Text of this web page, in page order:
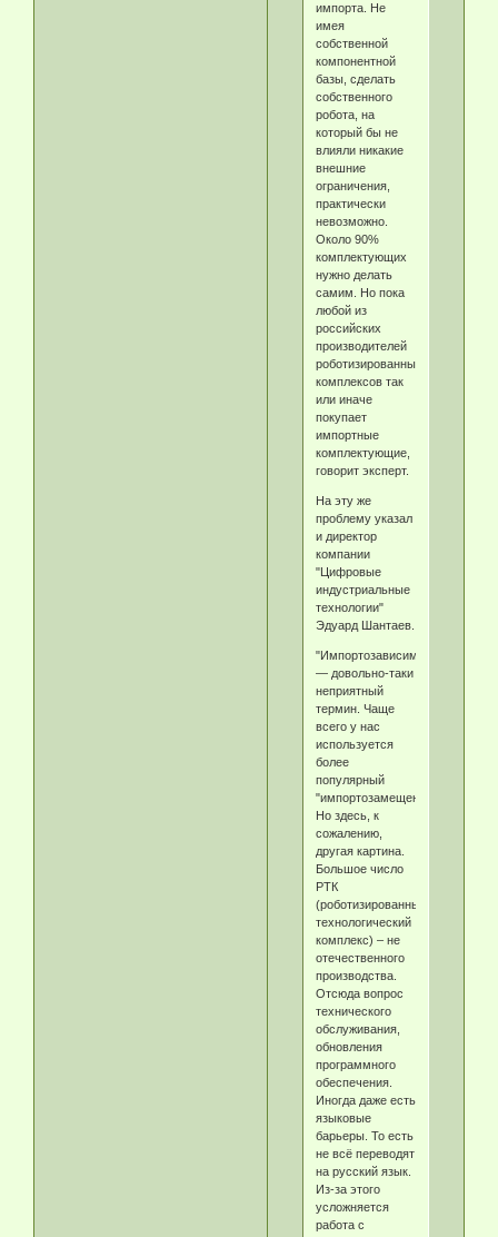
импорта. Не
имея
собственной
компонентной
базы, сделать
собственного
робота, на
который бы не
влияли никакие
внешние
ограничения,
практически
невозможно.
Около 90%
комплектующих
нужно делать
самим. Но пока
любой из
российских
производителей
роботизированных
комплексов так
или иначе
покупает
импортные
комплектующие,
говорит эксперт.
На эту же
проблему указал
и директор
компании
"Цифровые
индустриальные
технологии"
Эдуард Шантаев.
"Импортозависимость
— довольно-таки
неприятный
термин. Чаще
всего у нас
используется
более
популярный
"импортозамещение".
Но здесь, к
сожалению,
другая картина.
Большое число
РТК
(роботизированный
технологический
комплекс) – не
отечественного
производства.
Отсюда вопрос
технического
обслуживания,
обновления
программного
обеспечения.
Иногда даже есть
языковые
барьеры. То есть
не всё переводят
на русский язык.
Из-за этого
усложняется
работа с